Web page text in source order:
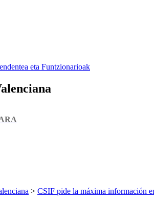
eta Funtzionarioak
> CSIF pide la máxima información